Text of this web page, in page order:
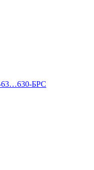
63…630-БРС